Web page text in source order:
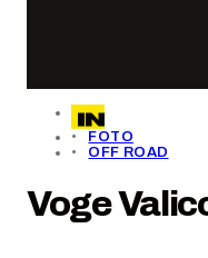
FOTO
OFF ROAD
Voge